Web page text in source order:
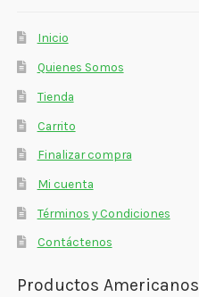
Inicio
Quienes Somos
Tienda
Carrito
Finalizar compra
Mi cuenta
Términos y Condiciones
Contáctenos
Productos